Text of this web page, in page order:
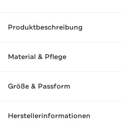
Produktbeschreibung
Material & Pflege
Größe & Passform
Herstellerinformationen